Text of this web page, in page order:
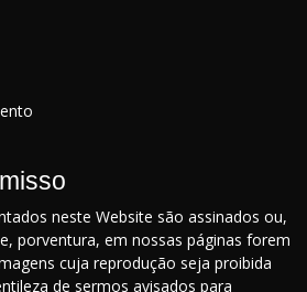
neste Website são assinados ou,
porventura, em nossas páginas forem
cuja reprodução seja proibida
de sermos avisados para